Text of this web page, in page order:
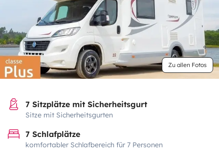
Zu allen Fotos
7 Sitzplätze mit Sicherheitsgurt
Sitze mit Sicherheitsgurten
7 Schlafplätze
komfortabler Schlafbereich für 7 Personen